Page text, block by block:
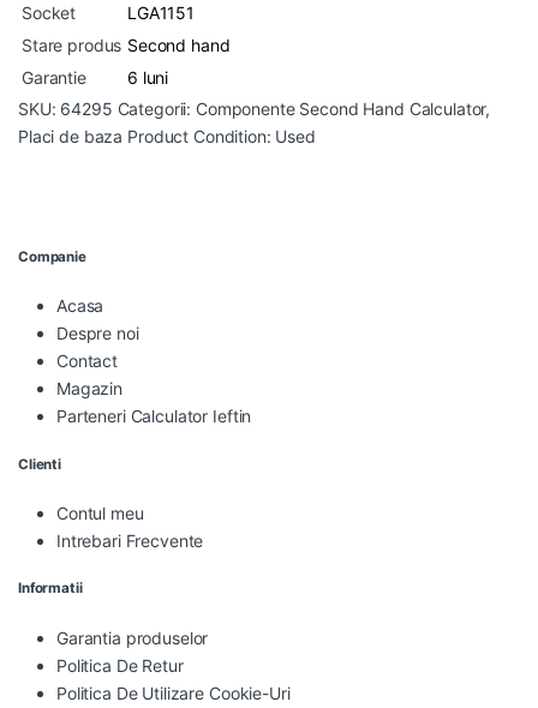
Socket
LGA1151
Stare produs Second hand
Garantie
6 luni
SKU: 64295 Categorii: Componente Second Hand Calculator,
Placi de baza Product Condition: Used
Companie
Acasa
Despre noi
Contact
Magazin
Parteneri Calculator Ieftin
Clienti
Contul meu
Intrebari Frecvente
Informatii
Garantia produselor
Politica De Retur
Politica De Utilizare Cookie-Uri